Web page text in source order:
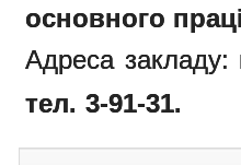
основного
Адреса закладу:
тел. 3-91-31.